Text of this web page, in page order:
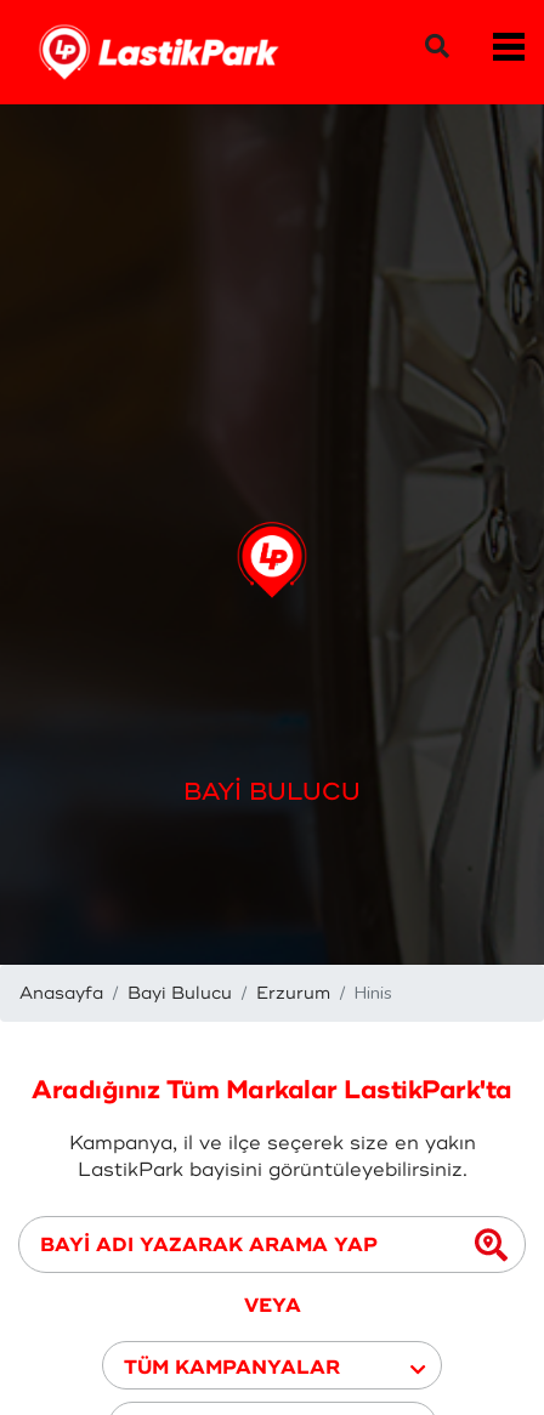
BAYİ BULUCU
Anasayfa Bayi Bulucu Erzurum Hinis
Aradığınız Tüm Markalar LastikPark'ta
Kampanya, il ve ilçe seçerek size en yakın
LastikPark bayisini görüntüleyebilirsiniz.
VEYA
TÜM KAMPANYALAR